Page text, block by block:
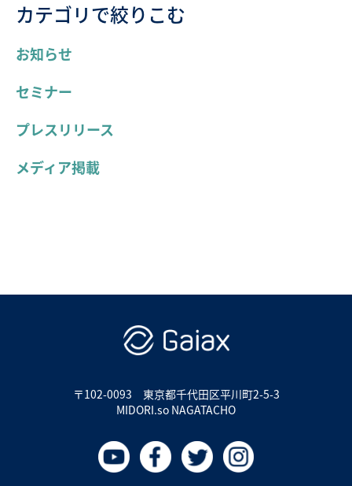
カテゴリで絞りこむ
お知らせ
セミナー
プレスリリース
メディア掲載
〒102-0093 東京都千代田区平川町2-5-3
MIDORI.so NAGATACHO